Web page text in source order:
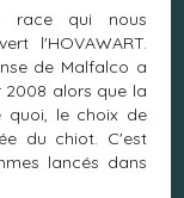
race qui nous
l'HOVAWART.
de Malfalco a
2008 alors que la
quoi, le choix de
du chiot. C'est
lancés dans